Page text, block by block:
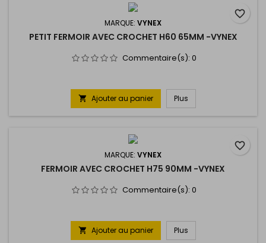
MARQUE: VYNEX
PETIT FERMOIR AVEC CROCHET H60 65MM -VYNEX
Commentaire(s): 0
 Ajouter au panier Plus
favorite_border
MARQUE: VYNEX
FERMOIR AVEC CROCHET H75 90MM -VYNEX
Commentaire(s): 0
 Ajouter au panier Plus
favorite_border